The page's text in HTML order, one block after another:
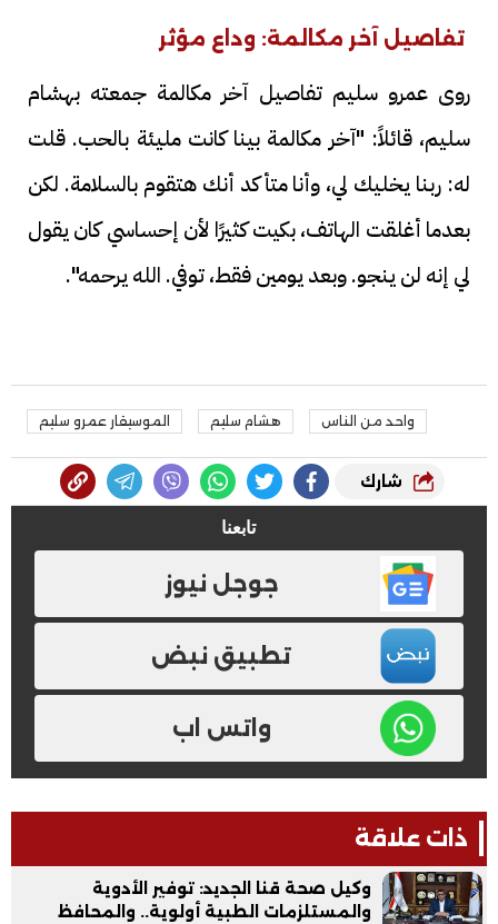
تفاصيل آخر مكالمة: وداع مؤثر
روى عمرو سليم تفاصيل آخر مكالمة جمعته بهشام
سليم، قائلاً: "آخر مكالمة بينا كانت مليئة بالحب. قلت
له: ربنا يخليك لي، وأنا متأكد أنك هتقوم بالسلامة. لكن
بعدما أغلقت الهاتف، بكيت كثيرًا لأن إحساسي كان يقول
لي إنه لن ينجو. وبعد يومين فقط، توفي. الله يرحمه".
واحد من الناس هشام سليم الموسيقار عمرو سليم
شارك
تابعنا
جوجل نيوز
تطبيق نبض
واتس اب
ذات علاقة
وكيل صحة قنا الجديد: توفير الأدوية
والمستلزمات الطبية أولوية.. والمحافظ